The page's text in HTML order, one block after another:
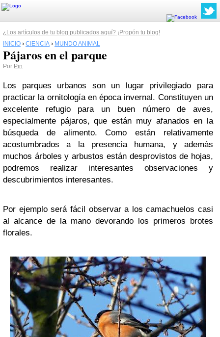
¿Los artículos de tu blog publicados aquí? ¡Propón tu blog!
INICIO › CIENCIA › MUNDO ANIMAL
Pájaros en el parque
Por Pin
Los parques urbanos son un lugar privilegiado para
practicar la ornitología en época invernal. Constituyen un
excelente refugio para un buen número de aves,
especialmente pájaros, que están muy afanados en la
búsqueda de alimento. Como están relativamente
acostumbrados a la presencia humana, y además
muchos árboles y arbustos están desprovistos de hojas,
podremos realizar interesantes observaciones y
descubrimientos interesantes.
Por ejemplo será fácil observar a los camachuelos casi
al alcance de la mano devorando los primeros brotes
florales.